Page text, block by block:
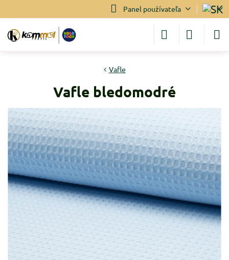
Panel používateľa
Vafle
Vafle bledomodré